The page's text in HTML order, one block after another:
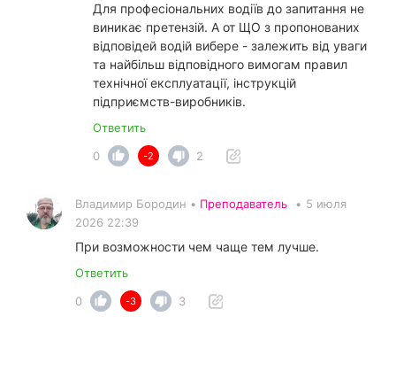
Для професіональних водіїв до запитання не
виникає претензій. А от ЩО з пропонованих
відповідей водій вибере - залежить від уваги
та найбільш відповідного вимогам правил
технічної експлуатації, інструкцій
підприємств-виробників.
Ответить
0
-2 2
Владимир Бородин • Преподаватель • 5 июля
2026 22:39
При возможности чем чаще тем лучше.
Ответить
0
-3 3